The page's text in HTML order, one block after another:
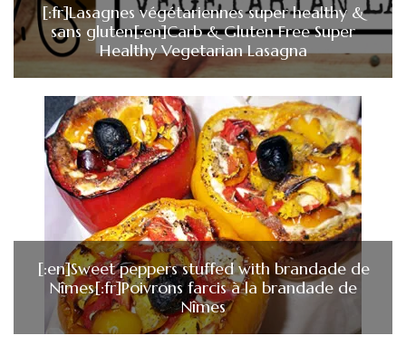
[:fr]Lasagnes végétariennes super healthy &
sans gluten[:en]Carb & Gluten Free Super
Healthy Vegetarian Lasagna
[:en]Sweet peppers stuffed with brandade de
Nîmes[:fr]Poivrons farcis à la brandade de
Nîmes